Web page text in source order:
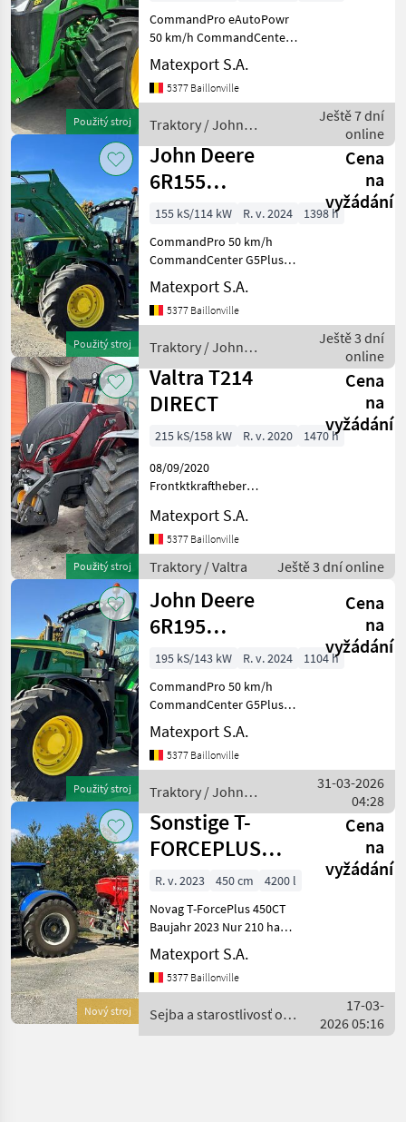
Použitý stroj
CommandPro eAutoPowr
50 km/h CommandCenter
4600 AutoTrac + SF7000
Gefederte Vorderachse
Active Seat II Pumpe 227
1000E Hydraulische +
pneumati
Matexport S.A.
5377 Baillonville
Traktory / John
Deere
Ještě 7 dní
online
Použitý stroj
John Deere
6R155
CommandPro
Cena
na
vyžádání
155 kS/114 kW R. v. 2024
1398 h
CommandPro 50 km/h
CommandCenter G5Plus
Gefederte Vorderachse +
Kabinenfederung AutoTrac
mit Section Control und
540/540E/1000
Hydraulische Zweileit
Matexport S.A.
5377 Baillonville
Traktory / John
Deere
Ještě 3 dní
online
Použitý stroj
Valtra T214
DIRECT
Cena
na
vyžádání
215 kS/158 kW R. v. 2020
1470 h
08/09/2020
Frontktkraftheber
Gefederte Vorderachse
Pneumatische Bremsanlage
Klimaanlage Gefederte
Kabine Kriechganggetriebe
GPS-Vorbereitung
Matexport S.A.
5377 Baillonville
Traktory / Valtra Ještě 3 dní online
Použitý stroj
John Deere
6R195
CommandPro
Cena
na
vyžádání
195 kS/143 kW R. v. 2024
1104 h
CommandPro 50 km/h
CommandCenter G5Plus
Gefederte Vorderachse +
Kabinenfederung AutoTrac
+ SF7000 ISOBUS-Steckdose
Hydraulikpumpe 155 L/min
Zapfwelle
Matexport S.A.
5377 Baillonville
Traktory / John
Deere
31-03-2026
04:28
Nový stroj
Sonstige T-
FORCEPLUS
450CT
Cena
na
vyžádání
R. v. 2023 450 cm
4200 l
Novag T-ForcePlus 450CT
Baujahr 2023 Nur 210 ha
Arbeitsbreite: 4, 5 m – 24
Reihen Reihenabstand: 18,
75 cm 3 Saatgutbehälter –
Agtron-Sensor
Matexport S.A.
5377 Baillonville
Sejba a starostlivosť o
plodinu / Sonstige
17-03-
2026 05:16